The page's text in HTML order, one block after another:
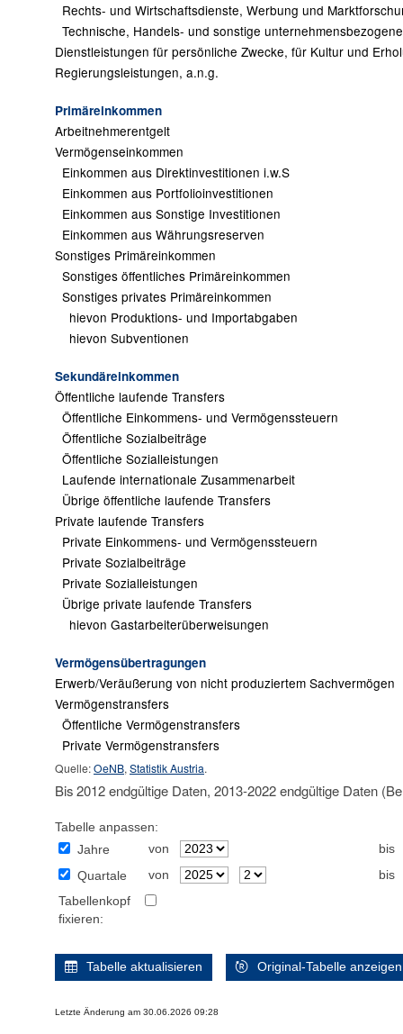
Rechts- und Wirtschaftsdienste, Werbung und
Technische, Handels- und sonstige
Dienstleistungen für persönliche Zwecke, für Kultur und
Regierungsleistungen, a.n.g.
Primäreinkommen
Arbeitnehmerentgelt
Vermögenseinkommen
Einkommen aus Direktinvestitionen i.w.S
Einkommen aus Portfolioinvestitionen
Einkommen aus Sonstige Investitionen
Einkommen aus Währungsreserven
Sonstiges Primäreinkommen
Sonstiges öffentliches Primäreinkommen
Sonstiges privates Primäreinkommen
hievon Produktions- und Importabgaben
hievon Subventionen
Sekundäreinkommen
Öffentliche laufende Transfers
Öffentliche Einkommens- und Vermögenssteuern
Öffentliche Sozialbeiträge
Öffentliche Sozialleistungen
Laufende internationale Zusammenarbeit
Übrige öffentliche laufende Transfers
Private laufende Transfers
Private Einkommens- und Vermögenssteuern
Private Sozialbeiträge
Private Sozialleistungen
Übrige private laufende Transfers
hievon Gastarbeiterüberweisungen
Vermögensübertragungen
Erwerb/Veräußerung von nicht produziertem Sachvermögen
Vermögenstransfers
Öffentliche Vermögenstransfers
Private Vermögenstransfers
Quelle:OeNB, Statistik Austria.
Bis 2012 endgültige Daten, 2013-2022 endgültige Daten
Tabelle anpassen:
Jahre
von
bis
Quartale
von
bis
Tabellenkopf
fixieren:
Tabelle aktualisieren Original-Tabelle anzeigen
Letzte Änderung am 30.06.2026 09:28